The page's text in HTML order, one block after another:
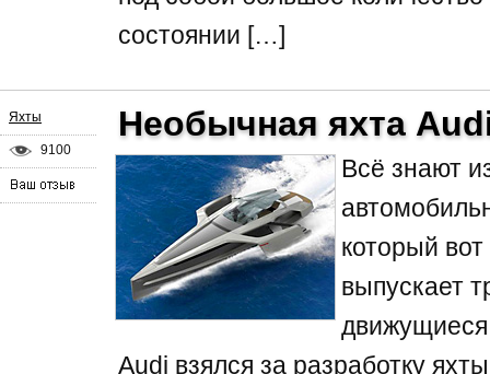
состоянии […]
Яхты
9100
Необычная яхта
Всё знают
который
выпускает
Audi взялся за разработку